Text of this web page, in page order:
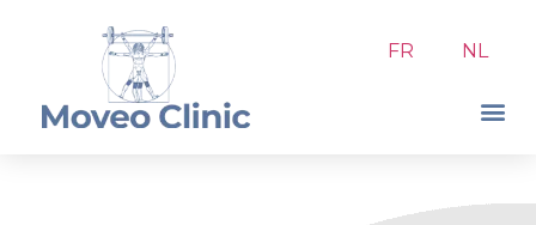
FR NL